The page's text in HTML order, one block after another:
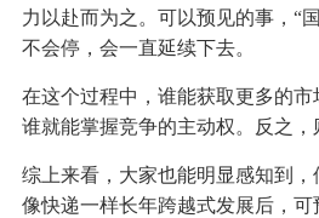
力以赴而为之。可以预见的事，“
不会停，会一直延续下去。
在这个过程中，谁能获取更多的市
谁就能掌握竞争的主动权。反之，
综上来看，大家也能明显感知到，
像快递一样长年跨越式发展后，